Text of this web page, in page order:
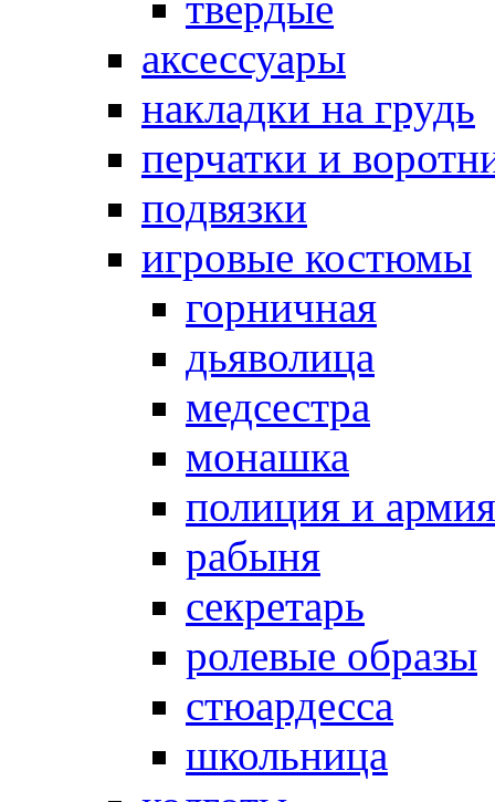
аксессуары
накладки на грудь
перчатки и
подвязки
игровые костюмы
горничная
дьяволица
медсестра
монашка
полиция и армия
рабыня
секретарь
ролевые образы
стюардесса
школьница